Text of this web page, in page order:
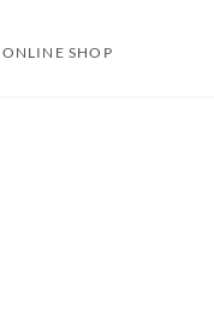
ONLINE SHOP